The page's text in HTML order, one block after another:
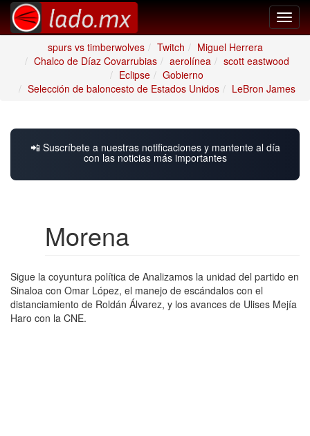
spurs vs timberwolves
Twitch
Miguel Herrera
Chalco de Díaz Covarrubias
aerolínea
scott eastwood
Eclipse
Gobierno
Selección de baloncesto de Estados Unidos
LeBron James
📲 Suscríbete a nuestras notificaciones y mantente al día
con las noticias más importantes
Morena
Sigue la coyuntura política de Analizamos la unidad del partido en
Sinaloa con Omar López, el manejo de escándalos con el
distanciamiento de Roldán Álvarez, y los avances de Ulises Mejía
Haro con la CNE.